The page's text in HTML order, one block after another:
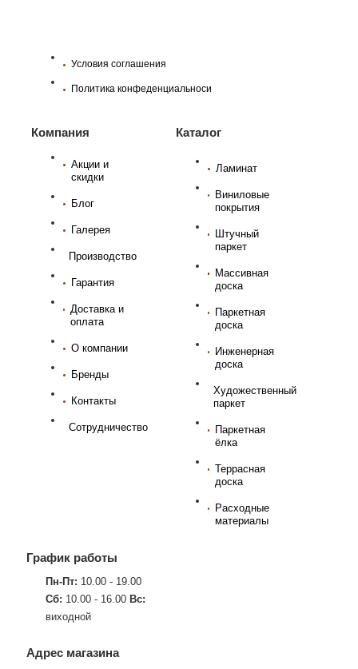
Условия соглашения
Политика конфеденциальноси
Компания
Акции и
скидки
Блог
Галерея
Производство
Гарантия
Доставка и
оплата
О компании
Бренды
Контакты
Сотрудничество
Каталог
Ламинат
Виниловые
покрытия
Штучный
паркет
Массивная
доска
Паркетная
доска
Инженерная
доска
Художественный
паркет
Паркетная
ёлка
Террасная
доска
Расходные
материалы
График работы
Пн-Пт: 10.00 - 19.00
Сб: 10.00 - 16.00 Вс:
виходной
Адрес магазина